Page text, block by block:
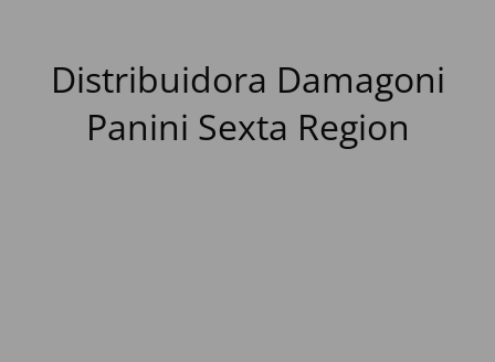
Distribuidora Damagoni
Panini Sexta Region